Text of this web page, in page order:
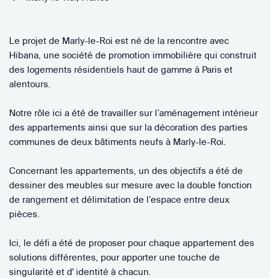
Le projet de Marly-le-Roi est né de la rencontre avec
Hibana, une société de promotion immobilière qui construit
des logements résidentiels haut de gamme à Paris et
alentours.
Notre rôle ici a été de travailler sur l’aménagement intérieur
des appartements ainsi que sur la décoration des parties
communes de deux bâtiments neufs à Marly-le-Roi.
Concernant les appartements, un des objectifs a été de
dessiner des meubles sur mesure avec la double fonction
de rangement et délimitation de l’espace entre deux
pièces.
Ici, le défi a été de proposer pour chaque appartement des
solutions différentes, pour apporter une touche de
singularité et d' identité à chacun.